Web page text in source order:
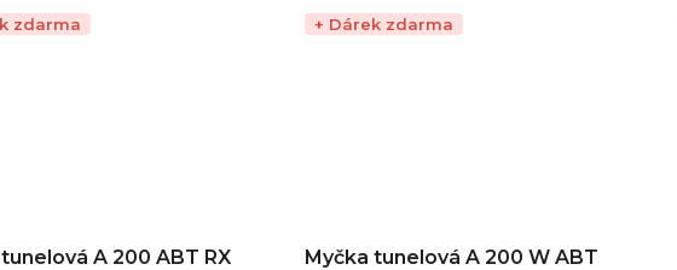
zdarma
A 200 ABT RX
+ Dárek zdarma
Myčka tunelová A 200 W ABT